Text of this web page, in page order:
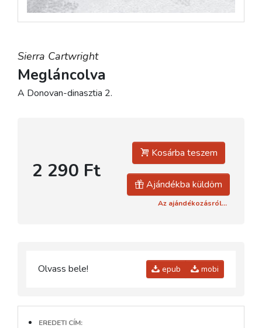
Sierra Cartwright
Megláncolva
A Donovan-dinasztia 2.
2 290 Ft
Kosárba teszem
Ajándékba küldöm
Az ajándékozásról...
Olvass bele! epub mobi
EREDETI CÍM: